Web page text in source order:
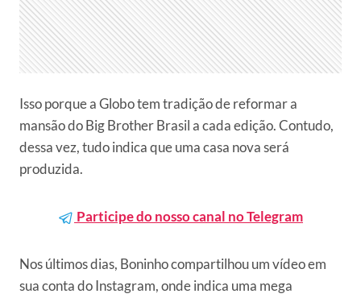
Isso porque a Globo tem tradição de reformar a
mansão do Big Brother Brasil a cada edição. Contudo,
dessa vez, tudo indica que uma casa nova será
produzida.
Participe do nosso canal no Telegram
Nos últimos dias, Boninho compartilhou um vídeo em
sua conta do Instagram, onde indica uma mega